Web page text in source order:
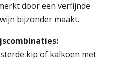
door een verfijnde
bijzonder maakt.
kip of kalkoen met